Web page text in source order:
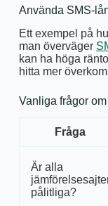
Använda SMS-
Ett exempel på
man överväger
kan ha höga
hitta mer
Vanliga frågor
Fråga
Är alla
pålitliga?